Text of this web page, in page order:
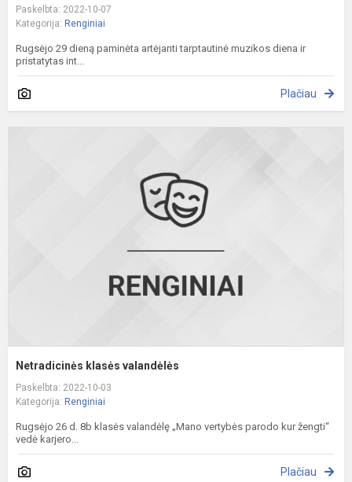
Paskelbta: 2022-10-07
Kategorija: Renginiai
Rugsėjo 29 dieną paminėta artėjanti tarptautinė muzikos diena ir
pristatytas int...
Plačiau
Netradicinės klasės valandėlės
Paskelbta: 2022-10-03
Kategorija: Renginiai
Rugsėjo 26 d. 8b klasės valandėlę „Mano vertybės parodo kur žengti“
vedė karjero...
Plačiau